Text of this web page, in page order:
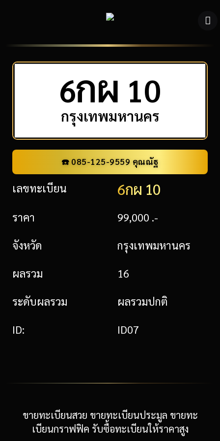
6กผ 10
กรุงเทพมหานคร
☎️ 085-125-9559 คุณณัฐ
เลขทะเบียน 6กผ 10
ราคา 99,000 .-
จังหวัด กรุงเทพมหานคร
ผลรวม 16
ระดับผลรวม ผลรวมปกติ
ID: ID07
ขายทะเบียนสวย ขายทะเบียนประมูล ขายทะ
เบียนกราฟฟิค รับซื้อทะเบียนให้ราคาสูง